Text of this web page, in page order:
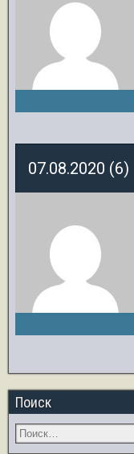
07.08.2020 (6)
Поиск